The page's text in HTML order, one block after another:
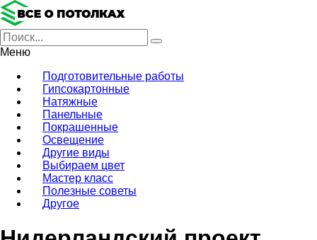
Меню
Подготовительные работы
Гипсокартонные
Натяжные
Панельные
Покрашенные
Освещение
Другие виды
Выбираем цвет
Мастер класс
Полезные советы
Другое